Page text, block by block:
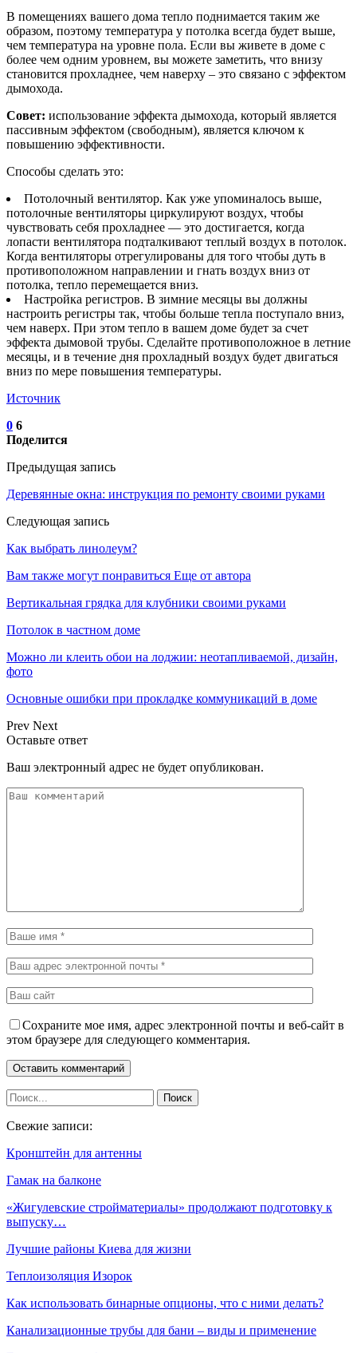
В помещениях вашего дома тепло поднимается таким же
образом, поэтому температура у потолка всегда будет выше,
чем температура на уровне пола. Если вы живете в доме с
более чем одним уровнем, вы можете заметить, что внизу
становится прохладнее, чем наверху – это связано с эффектом
дымохода.
Совет: использование эффекта дымохода, который является
пассивным эффектом (свободным), является ключом к
повышению эффективности.
Способы сделать это:
Потолочный вентилятор. Как уже упоминалось выше,
потолочные вентиляторы циркулируют воздух, чтобы
чувствовать себя прохладнее — это достигается, когда
лопасти вентилятора подталкивают теплый воздух в потолок.
Когда вентиляторы отрегулированы для того чтобы дуть в
противоположном направлении и гнать воздух вниз от
потолка, тепло перемещается вниз.
Настройка регистров. В зимние месяцы вы должны
настроить регистры так, чтобы больше тепла поступало вниз,
чем наверх. При этом тепло в вашем доме будет за счет
эффекта дымовой трубы. Сделайте противоположное в летние
месяцы, и в течение дня прохладный воздух будет двигаться
вниз по мере повышения температуры.
Источник
0 6
Поделится
Предыдущая запись
Деревянные окна: инструкция по ремонту своими руками
Следующая запись
Как выбрать линолеум?
Вам также могут понравиться Еще от автора
Вертикальная грядка для клубники своими руками
Потолок в частном доме
Можно ли клеить обои на лоджии: неотапливаемой, дизайн,
фото
Основные ошибки при прокладке коммуникаций в доме
Prev Next
Оставьте ответ
Ваш электронный адрес не будет опубликован.
Сохраните мое имя, адрес электронной почты и веб-сайт в
этом браузере для следующего комментария.
Свежие записи:
Кронштейн для антенны
Гамак на балконе
«Жигулевские стройматериалы» продолжают подготовку к
выпуску…
Лучшие районы Киева для жизни
Теплоизоляция Изорок
Как использовать бинарные опционы, что с ними делать?
Канализационные трубы для бани – виды и применение